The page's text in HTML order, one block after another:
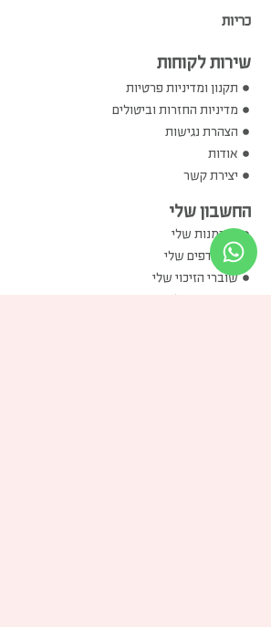
כריות
שירות לקוחות
תקנון ומדיניות פרטיות
מדיניות החזרות וביטולים
הצהרת נגישות
אודות
יצירת קשר
החשבון שלי
ההזמנות שלי
המועדפים שלי
שוברי הזיכוי שלי
הכתובות שלי